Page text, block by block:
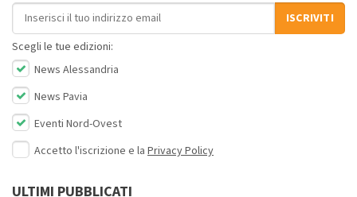
Indirizzo email
ISCRIVITI
Scegli le tue edizioni:
News Alessandria
News Pavia
Eventi Nord-Ovest
Accetto l'iscrizione e la Privacy Policy
ULTIMI PUBBLICATI